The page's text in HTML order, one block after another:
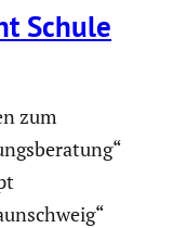
Schule
zum